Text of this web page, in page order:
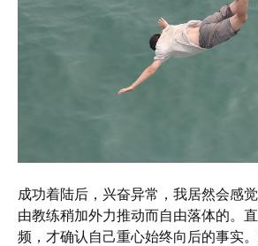
成功着陆后，兴奋异常，我居然会感
由教练稍加外力推动而自由落体的。
频，才确认自己重心始终向后的事实